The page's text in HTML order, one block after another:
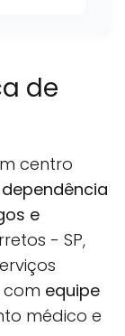
de
centro
e
- SP,
com equipe
médico e